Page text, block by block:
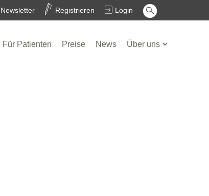
Login
Registrieren
Newsletter
Für Patienten Preise News Über uns